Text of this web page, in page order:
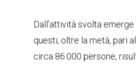
Dall’attività svolta
questi, oltre la metà, pari al
circa 86.000 persone,